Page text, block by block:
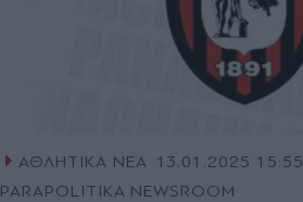
ΑΘΛΗΤΙΚΑ ΝΕΑ 13.01.2025 15:55
PARAPOLITIKA NEWSROOM